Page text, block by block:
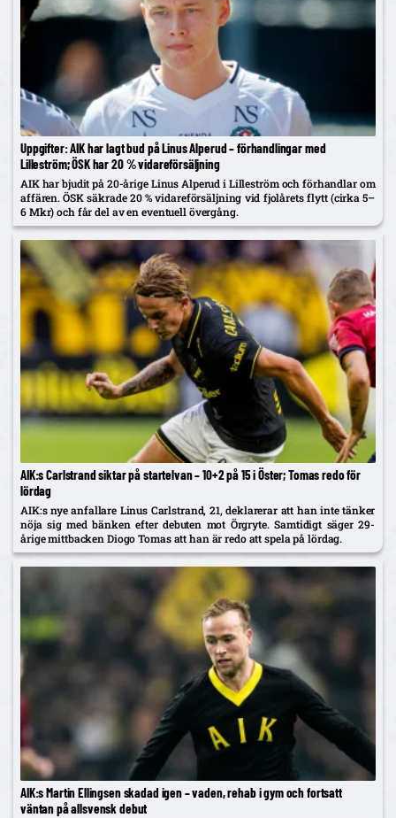
Uppgifter: AIK har lagt bud på Linus Alperud – förhandlingar med
Lilleström; ÖSK har 20 % vidareförsäljning
AIK har bjudit på 20-årige Linus Alperud i Lilleström och förhandlar om
affären. ÖSK säkrade 20 % vidareförsäljning vid fjolårets flytt (cirka 5–
6 Mkr) och får del av en eventuell övergång.
AIK:s Carlstrand siktar på startelvan – 10+2 på 15 i Öster; Tomas redo för
lördag
AIK:s nye anfallare Linus Carlstrand, 21, deklarerar att han inte tänker
nöja sig med bänken efter debuten mot Örgryte. Samtidigt säger 29-
årige mittbacken Diogo Tomas att han är redo att spela på lördag.
AIK:s Martin Ellingsen skadad igen – vaden, rehab i gym och fortsatt
väntan på allsvensk debut